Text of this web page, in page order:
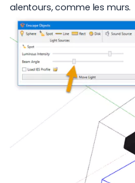
alentours, comme les murs.